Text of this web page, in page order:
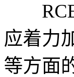
应着力
等方面